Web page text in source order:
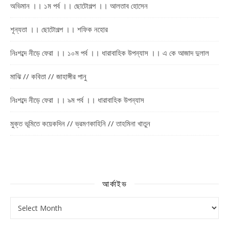
অভিমান ।। ১ম পর্ব ।। ছোটোগল্প ।। আলতাব হোসেন
শূন্যতা ।। ছোটোগল্প ।। শফিক নহোর
নিঃশব্দে নীড়ে ফেরা ।। ১০ম পর্ব ।। ধারাবাহিক উপন্যাস ।। এ কে আজাদ দুলাল
মাঝি // কবিতা // জাহাঙ্গীর পানু
নিঃশব্দে নীড়ে ফেরা ।। ৯ম পর্ব ।। ধারাবাহিক উপন্যাস
মুক্ত ভূমিতে কয়েকদিন // ভ্রমণকাহিনি // তাহমিনা খাতুন
আর্কাইভ